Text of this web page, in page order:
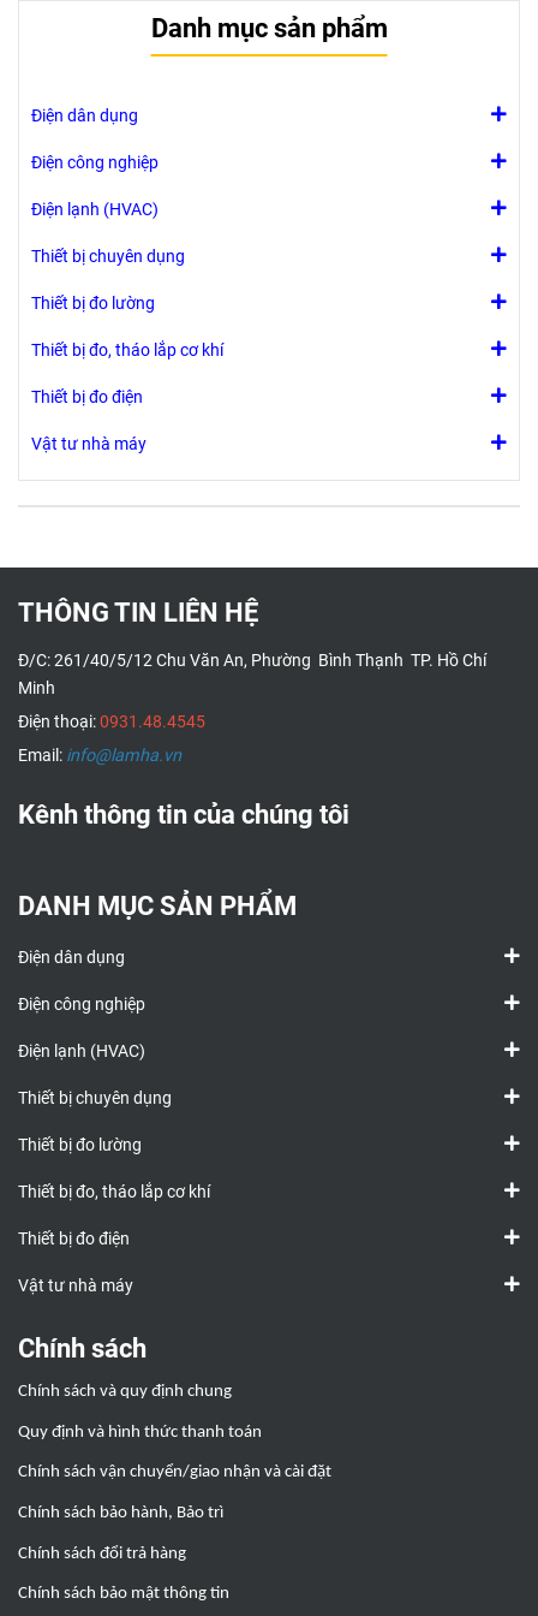
trữ hàng hóa
trong kho hàng
trị đo
Danh mục sản phẩm
Điện dân dụng
Điện công nghiệp
Điện lạnh (HVAC)
Thiết bị chuyên dụng
Thiết bị đo lường
Thiết bị đo, tháo lắp cơ khí
Thiết bị đo điện
Vật tư nhà máy
THÔNG TIN LIÊN HỆ
Đ/C: 261/40/5/12 Chu Văn An, Phường Bình Thạnh TP. Hồ Chí
Minh
Điện thoại:0931.48.4545
Email: info@lamha.vn
Kênh thông tin của chúng tôi
DANH MỤC SẢN PHẨM
Điện dân dụng
Điện công nghiệp
Điện lạnh (HVAC)
Thiết bị chuyên dụng
Thiết bị đo lường
Thiết bị đo, tháo lắp cơ khí
Thiết bị đo điện
Vật tư nhà máy
Chính sách
Chính sách và quy định chung
Quy định và hình thức thanh toán
Chính sách vận chuyển/giao nhận và cài đặt
Chính sách bảo hành, Bảo trì
Chính sách đổi trả hàng
Chính sách bảo mật thông tin